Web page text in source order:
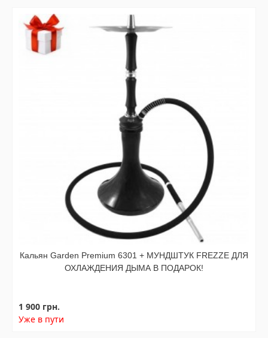
Кальян Garden Premium 6301 + МУНДШТУК FREZZE ДЛЯ
ОХЛАЖДЕНИЯ ДЫМА В ПОДАРОК!
1 900 грн.
Уже в пути